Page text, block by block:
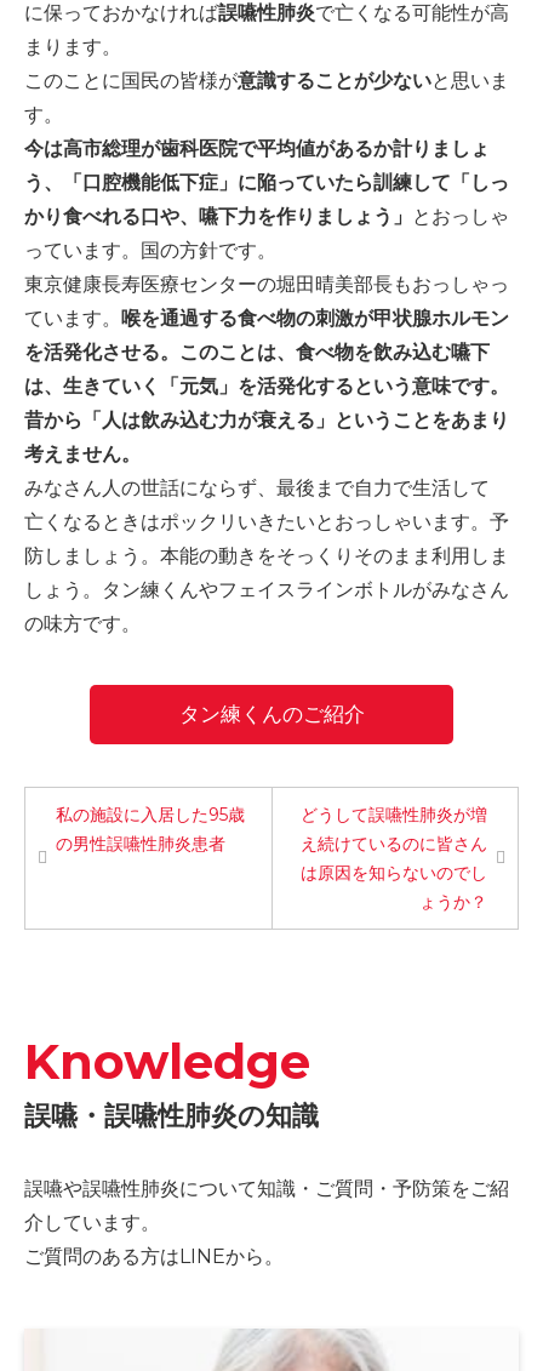
に保っておかなければ誤嚥性肺炎で亡くなる可能性が高
まります。
このことに国民の皆様が意識することが少ないと思いま
す。
今は高市総理が歯科医院で平均値があるか計りましょ
う、「口腔機能低下症」に陥っていたら訓練して「しっ
かり食べれる口や、嚥下力を作りましょう」 とおっしゃ
っています。国の方針です。
東京健康長寿医療センターの堀田晴美部長もおっしゃっ
ています。 喉を通過する食べ物の刺激が甲状腺ホルモン
を活発化させる。このことは、食べ物を飲み込む嚥下
は、生きていく「元気」を活発化するという意味です。
昔から「人は飲み込む力が衰える」ということをあまり
考えません。
みなさん人の世話にならず、最後まで自力で生活して
亡くなるときはポックリいきたいとおっしゃいます。予
防しましょう。本能の動きをそっくりそのまま利用しま
しょう。タン練くんやフェイスラインボトルがみなさん
の味方です。
タン練くんのご紹介
私の施設に入居した95歳
の男性誤嚥性肺炎患者
どうして誤嚥性肺炎が増
え続けているのに皆さん
は原因を知らないのでし
ょうか？
Knowledge
誤嚥・誤嚥性肺炎の知識
誤嚥や誤嚥性肺炎について知識・ご質問・予防策をご紹
介しています。
ご質問のある方はLINEから。